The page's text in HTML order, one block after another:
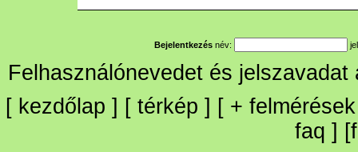
Bejelentkezés név:
Felhasználónevedet és
[ kezdőlap ] [ térkép ] [ + felmérések
faq ] [